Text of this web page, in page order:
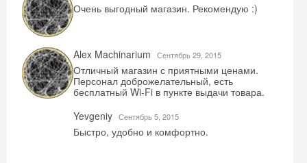
Очень выгодный магазин. Рекомендую :)
Alex Machinarium Сентябрь 29, 2015
Отличный магазин с приятными ценами.
Персонал доброжелательный, есть
бесплатный Wi-Fi в пункте выдачи товара.
Yevgeniy Сентябрь 5, 2015
Быстро, удобно и комфортно.
Скидка −5%